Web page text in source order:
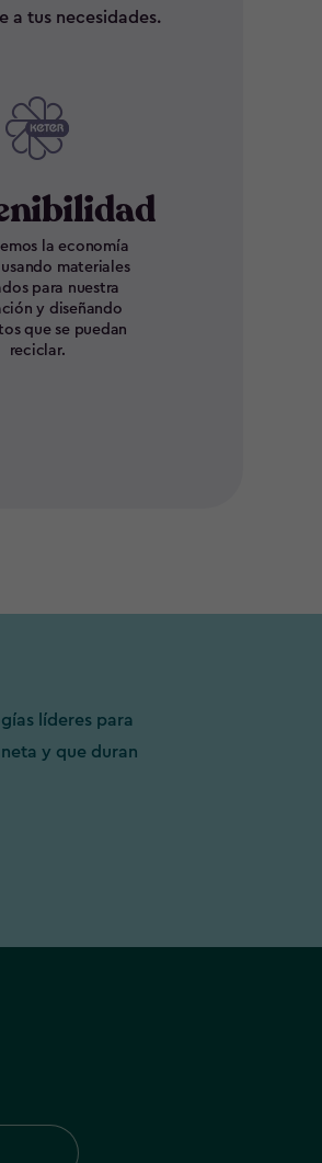
a tus necesidades.
la economía
materiales
para nuestra
y diseñando
que se puedan
reciclar.
líderes para
y que duran